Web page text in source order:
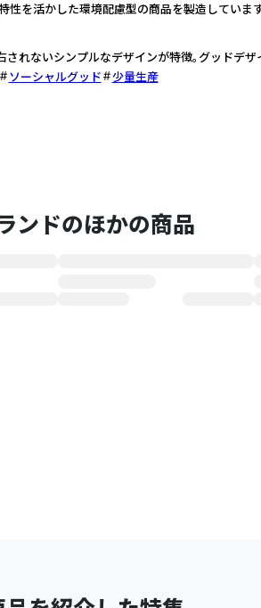
性を活かした環境配慮型の商品を製造しています
れないシンプルなデザインが特徴。グッドデ
ソーシャルグッド 少量生産
ンドのほかの商品